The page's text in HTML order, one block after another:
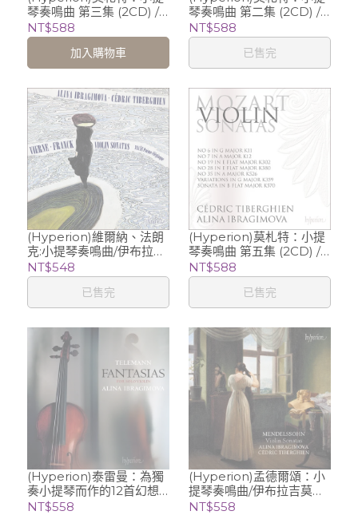
琴奏鳴曲 第三集 (2CD) /
伊布拉吉莫娃 Alina
Ibragimova (violin), 、塞
德利克．提貝岡 Cédric
Tiberghien (piano)
NT$588
加入購物車
琴奏鳴曲 第二集 (2CD) /
伊布拉吉莫娃 Alina
Ibragimova (violin), 、塞
德利克．提貝岡 Cédric
Tiberghien (piano)
NT$588
已售完
(Hyperion)維爾納、法朗
克:小提琴奏鳴曲/伊布拉吉
莫娃 Alina Ibragimova
(violin)、提貝岡 Cedric
Tiberghien (piano)
NT$548
已售完
(Hyperion)莫札特：小提
琴奏鳴曲 第五集 (2CD) /
伊布拉吉莫娃 Alina
Ibragimova (violin)
NT$588
已售完
(Hyperion)泰雷曼：為獨
奏小提琴而作的12首幻想
曲/伊布拉吉莫娃 (小提琴)
NT$558
(Hyperion)孟德爾頌：小
提琴奏鳴曲/伊布拉吉莫娃
(小提琴)
NT$558